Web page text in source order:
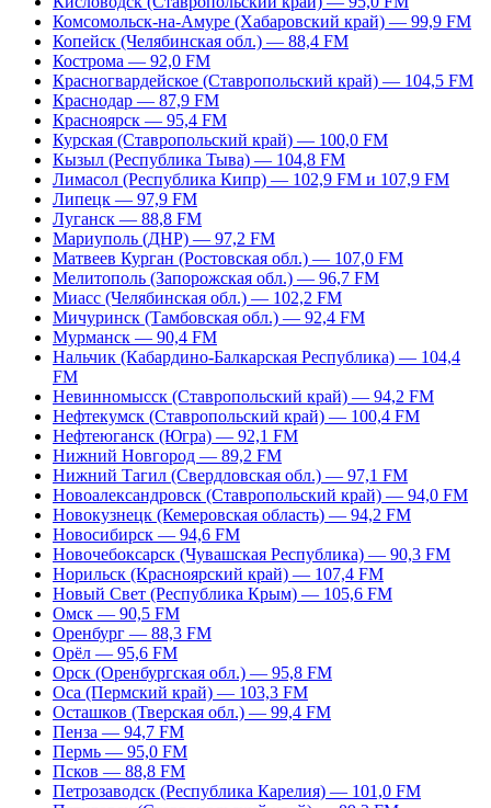
Комсомольск-на-Амуре (Хабаровский край) — 99,9 FM
Копейск (Челябинская обл.) — 88,4 FM
Кострома — 92,0 FM
Красногвардейское (Ставропольский край) — 104,5 FM
Краснодар — 87,9 FM
Красноярск — 95,4 FM
Курская (Ставропольский край) — 100,0 FM
Кызыл (Республика Тыва) — 104,8 FM
Лимасол (Республика Кипр) — 102,9 FM и 107,9 FM
Липецк — 97,9 FM
Луганск — 88,8 FM
Мариуполь (ДНР) — 97,2 FM
Матвеев Курган (Ростовская обл.) — 107,0 FM
Мелитополь (Запорожская обл.) — 96,7 FM
Миасс (Челябинская обл.) — 102,2 FM
Мичуринск (Тамбовская обл.) — 92,4 FM
Мурманск — 90,4 FM
Нальчик (Кабардино-Балкарская Республика) — 104,4
FM
Невинномысск (Ставропольский край) — 94,2 FM
Нефтекумск (Ставропольский край) — 100,4 FM
Нефтеюганск (Югра) — 92,1 FM
Нижний Новгород — 89,2 FM
Нижний Тагил (Свердловская обл.) — 97,1 FM
Новоалександровск (Ставропольский край) — 94,0 FM
Новокузнецк (Кемеровская область) — 94,2 FM
Новосибирск — 94,6 FM
Новочебоксарск (Чувашская Республика) — 90,3 FM
Норильск (Красноярский край) — 107,4 FM
Новый Свет (Республика Крым) — 105,6 FM
Омск — 90,5 FM
Оренбург — 88,3 FM
Орёл — 95,6 FM
Орск (Оренбургская обл.) — 95,8 FM
Оса (Пермский край) — 103,3 FM
Осташков (Тверская обл.) — 99,4 FM
Пенза — 94,7 FM
Пермь — 95,0 FM
Псков — 88,8 FM
Петрозаводск (Республика Карелия) — 101,0 FM